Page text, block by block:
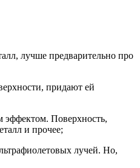
лучше предварительно про
придают ей
эффектом. Поверхность,
и прочее;
лучей. Но,